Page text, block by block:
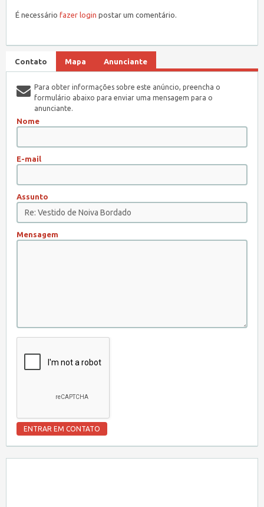
É necessário fazer login postar um comentário.
Contato Mapa Anunciante
Para obter informações sobre este anúncio, preencha o
formulário abaixo para enviar uma mensagem para o
anunciante.
Nome
E-mail
Assunto
Mensagem